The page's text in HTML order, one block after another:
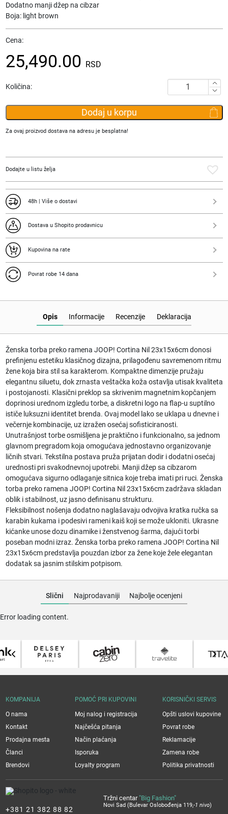
Dodatno manji džep na cibzar
Boja: light brown
Cena:
25,490.00 RSD
Količina:
Ženska
torba
preko
23x15x6cm
Dodaj u korpu
Za ovaj proizvod dostava na adresu je besplatna!
Dodajte u listu želja
48h | Više o dostavi
Dostava u Shopito prodavnicu
Kupovina na rate
Povrat robe 14 dana
Opis Deklaracija
Informacije Recenzije
Ženska torba preko ramena JOOP! Cortina Nil 23x15x6cm donosi
prefinjenu estetiku klasičnog dizajna, prilagođenu savremenom ritmu
žene koja bira stil sa karakterom. Kompaktne dimenzije pružaju
elegantnu siluetu, dok zrnasta veštačka koža ostavlja utisak kvaliteta
i postojanosti. Klasični preklop sa skrivenim magnetnim kopčanjem
doprinosi urednom izgledu torbe, a diskretni logo na flap-u suptilno
ističe luksuzni identitet brenda. Ovaj model lako se uklapa u dnevne i
večernje kombinacije, uz izražen osećaj sofisticiranosti.
Unutrašnjost torbe osmišljena je praktično i funkcionalno, sa jednom
glavnom pregradom koja omogućava jednostavno organizovanje
ličnih stvari. Tekstilna postava pruža prijatan dodir i dodatni osećaj
urednosti pri svakodnevnoj upotrebi. Manji džep sa cibzarom
omogućava sigurno odlaganje sitnica koje treba imati pri ruci. Ženska
torba preko ramena JOOP! Cortina Nil 23x15x6cm zadržava skladan
oblik i stabilnost, uz jasno definisanu strukturu.
Fleksibilnost nošenja dodatno naglašavaju odvojiva kratka ručka sa
karabin kukama i podesivi rameni kaiš koji se može ukloniti. Ukrasne
kićanke unose dozu dinamike i ženstvenog šarma, dajući torbi
poseban modni izraz. Ženska torba preko ramena JOOP! Cortina Nil
23x15x6cm predstavlja pouzdan izbor za žene koje žele elegantan
dodatak sa jasnim stilskim potpisom.
Slični Najprodavaniji Najbolje ocenjeni
Error loading content.
+381 21 382 88 82
Tržni centar "Big Fashion"
Novi Sad (Bulevar Oslobođenja 119,-1 nivo)
KOMPANIJA
O nama
Kontakt
Prodajna mesta
Članci
Brendovi
POMOĆ PRI KUPOVINI
Moj nalog i registracija
Najčešća pitanja
Način plaćanja
Isporuka
Loyalty program
KORISNIČKI SERVIS
Opšti uslovi kupovine
Povrat robe
Reklamacije
Zamena robe
Politika privatnosti